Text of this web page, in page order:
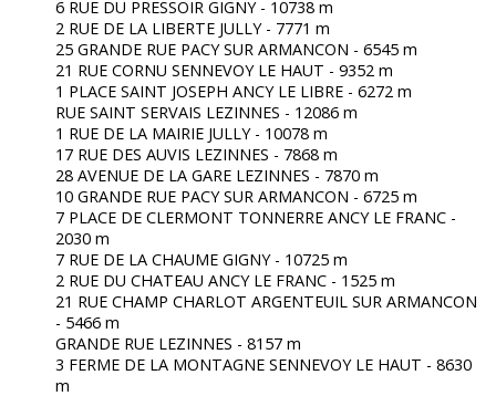
6 RUE DU PRESSOIR GIGNY - 10738 m
2 RUE DE LA LIBERTE JULLY - 7771 m
25 GRANDE RUE PACY SUR ARMANCON - 6545 m
21 RUE CORNU SENNEVOY LE HAUT - 9352 m
1 PLACE SAINT JOSEPH ANCY LE LIBRE - 6272 m
RUE SAINT SERVAIS LEZINNES - 12086 m
1 RUE DE LA MAIRIE JULLY - 10078 m
17 RUE DES AUVIS LEZINNES - 7868 m
28 AVENUE DE LA GARE LEZINNES - 7870 m
10 GRANDE RUE PACY SUR ARMANCON - 6725 m
7 PLACE DE CLERMONT TONNERRE ANCY LE FRANC -
2030 m
7 RUE DE LA CHAUME GIGNY - 10725 m
2 RUE DU CHATEAU ANCY LE FRANC - 1525 m
21 RUE CHAMP CHARLOT ARGENTEUIL SUR ARMANCON
- 5466 m
GRANDE RUE LEZINNES - 8157 m
3 FERME DE LA MONTAGNE SENNEVOY LE HAUT - 8630
m